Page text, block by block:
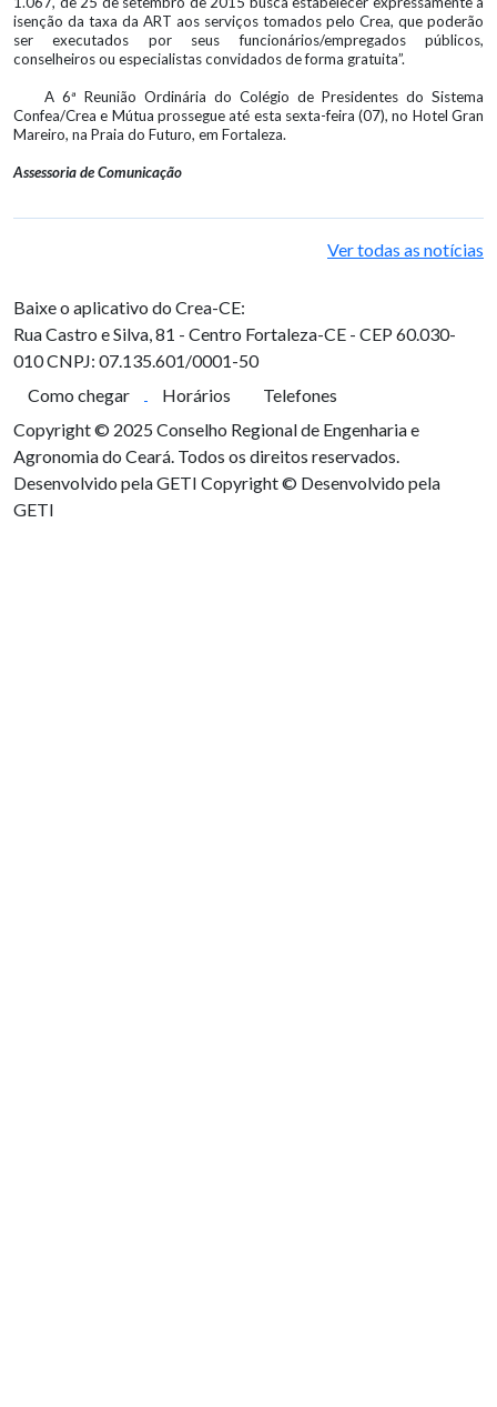
isenção da taxa da ART aos serviços tomados pelo Crea, que poderão
ser executados por seus funcionários/empregados públicos,
conselheiros ou especialistas convidados de forma gratuita”.
A 6ª Reunião Ordinária do Colégio de Presidentes do Sistema
Confea/Crea e Mútua prossegue até esta sexta-feira (07), no Hotel Gran
Mareiro, na Praia do Futuro, em Fortaleza.
Assessoria de Comunicação
Ver todas as notícias
Baixe o aplicativo do Crea-CE:
Rua Castro e Silva, 81 - Centro Fortaleza-CE - CEP 60.030-
010CNPJ: 07.135.601/0001-50
Como chegar
Horários
Telefones
Copyright © 2025 Conselho Regional de Engenharia e
Agronomia do Ceará. Todos os direitos reservados.
Desenvolvido pela GETI Copyright © Desenvolvido pela
GETI